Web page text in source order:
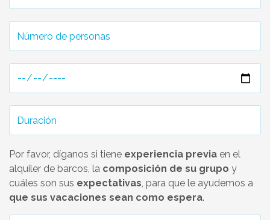
Por favor, díganos si tiene experiencia previa en el
alquiler de barcos, la composición de su grupo y
cuáles son sus expectativas, para que le ayudemos a
que sus vacaciones sean como espera.